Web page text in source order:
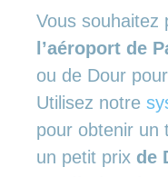
Vous souhaitez
l’aéroport de
ou de Dour
Utilisez notre
pour obtenir un
un petit prix de